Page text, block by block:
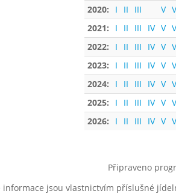
2020:
I II III V
2021:
I II III IV V
2022:
I II III IV V
2023:
I II III IV V
2024:
I II III IV V
2025:
I II III IV V
2026:
I II III IV V
Připraveno
informace jsou vlastnictvím příslušné